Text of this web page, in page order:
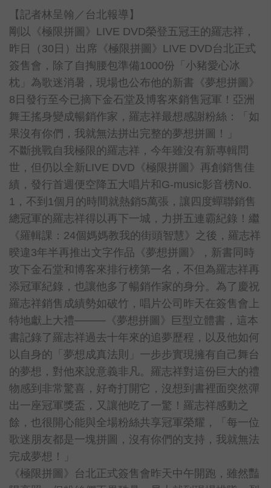
【記者林呈翰／台北報導】
剛以《極限拼圖》LIVE DVD榮登五冠王的羅志祥，
昨日（30日）出席《極限拼圖》LIVE DVD台北正式
簽售會，除了自掏腰包準備1000份「小豬愛心冰
枕」為歌迷消暑，現場也公布他的新書《夢想拼圖》
8日發行至今已摘下金石堂及博客來銷售冠軍！亞洲
舞王搖身變成暢銷作家，羅志祥最想感謝粉絲：「如
果沒有你們，我就無法拼出完整的夢想拼圖！」
不斷挑戰自我極限的羅志祥，今年雖沒有新專輯問
世，但仍以全新LIVE DVD《極限拼圖》再創銷售佳
績，發行首週便空降五大唱片和G-music影音榜No.
1，不到1個月的時間就熱銷5萬張，讓四度蟬聯銷售
總冠軍的羅志祥得以再下一城，力拼五連霸紀錄！繼
《羅輯課：24個媽媽教我的街頭智慧》之後，羅志祥
暌違3年半再推出文字作品《夢想拼圖》，新書同時
攻下金石堂和博客來排行榜第一名，不但為羅志祥再
添冠軍紀錄，也讓他多了暢銷作家的身分。為了慶祝
羅志祥銷售成績勢如破竹，唱片公司昨天在簽售會上
特地獻上大禮────《夢想拼圖》巨型立體書，這本
書記錄了羅志祥過去十年來的追夢歷程，以及他如何
以自身的「夢想成真法則」一步步實現擁有自己舞台
的夢想，對他來說意義非凡。羅志祥對這份巨大的禮
物感到非常驚喜，好奇打開它，沒想到書裡面突然彈
出一座冠軍獎盃，又讓他吃了一驚！羅志祥感動之
餘，也很開心能與全場粉絲共享冠軍榮耀，「每一位
歌迷朋友都是一塊拼圖，沒有你們的支持，我就無法
完成夢想！」
《極限拼圖》台北正式簽售會昨天中午開跑，雖然豔